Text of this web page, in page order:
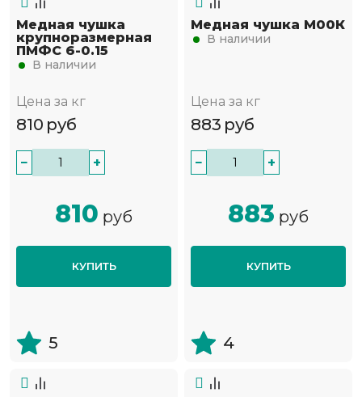
Медная чушка
крупноразмерная
ПМФС 6-0.15
В наличии
Цена за кг
810 руб
− +
810 руб
КУПИТЬ
5
Медная чушка М00К
В наличии
Цена за кг
883 руб
− +
883 руб
КУПИТЬ
4